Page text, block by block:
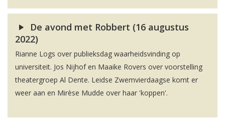
De avond met Robbert (16 augustus
2022)
Rianne Logs over publieksdag waarheidsvinding op
universiteit. Jos Nijhof en Maaike Rovers over voorstelling
theatergroep Al Dente. Leidse Zwemvierdaagse komt er
weer aan en Mirèse Mudde over haar 'koppen'.